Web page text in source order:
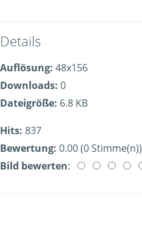
Details
Auflösung: 48x156
Downloads: 0
Dateigröße: 6.8 KB
Hits: 837
Bewertung: 0.00 (0 Stimme(n))
Bild bewerten: